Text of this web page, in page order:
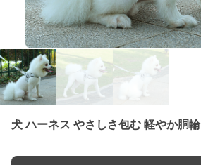
犬 ハーネス やさしさ包む 軽やか胴輪